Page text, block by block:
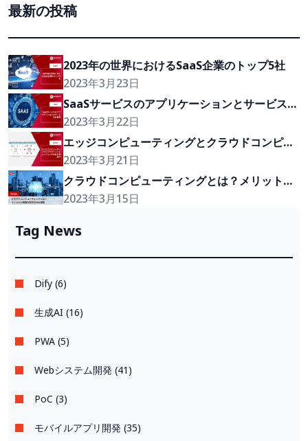
最新の投稿
2023年の世界におけるSaaS企業のトップ5社
2023年3月23日
SaaSサービスのアプリケーションとサービスの
種類
2023年3月22日
エッジコンピューティングとクラウドコンピュ
ーティングの主な相違点
2023年3月21日
クラウドコンピューティングとは？メリットと
戦略を実行方法を解説
2023年3月15日
Tag News
Dify (6)
生成AI (16)
PWA (5)
Webシステム開発 (41)
PoC (3)
モバイルアプリ開発 (35)